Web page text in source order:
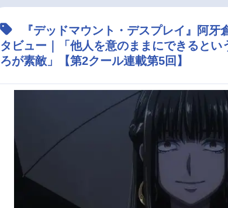
ゲーム・アプリ 音楽 コ
最新記事一覧
声優記事一覧 男
『デッドマウント・デスプレイ』阿
タビュー｜「他人を意のままにできるとい
ろが素敵」【第2クール連載第5回】